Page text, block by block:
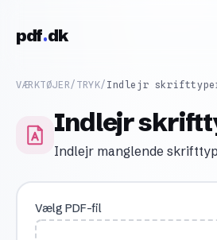
pdf dk
VÆRKTØJER/ TRYK/ Indlejr
Indlejr
Indlejr manglende
Vælg PDF-fil